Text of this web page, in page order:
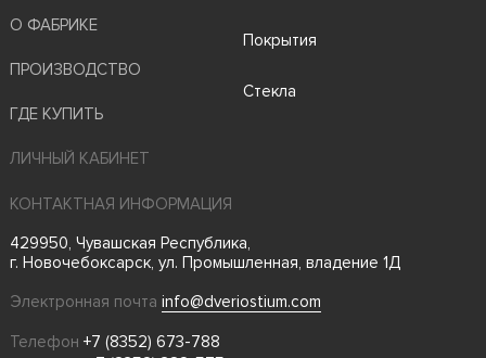
О ФАБРИКЕ
ПРОИЗВОДСТВО
ГДЕ КУПИТЬ
Покрытия
Стекла
ЛИЧНЫЙ КАБИНЕТ
КОНТАКТНАЯ ИНФОРМАЦИЯ
429950, Чувашская Республика,
г. Новочебоксарск, ул. Промышленная, владение 1Д
Электронная почта info@dveriostium.com
Телефон +7 (8352) 673-788